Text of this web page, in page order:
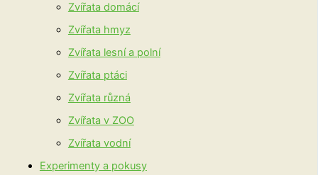
Zvířata domácí
Zvířata hmyz
Zvířata lesní a polní
Zvířata ptáci
Zvířata různá
Zvířata v ZOO
Zvířata vodní
Experimenty a pokusy